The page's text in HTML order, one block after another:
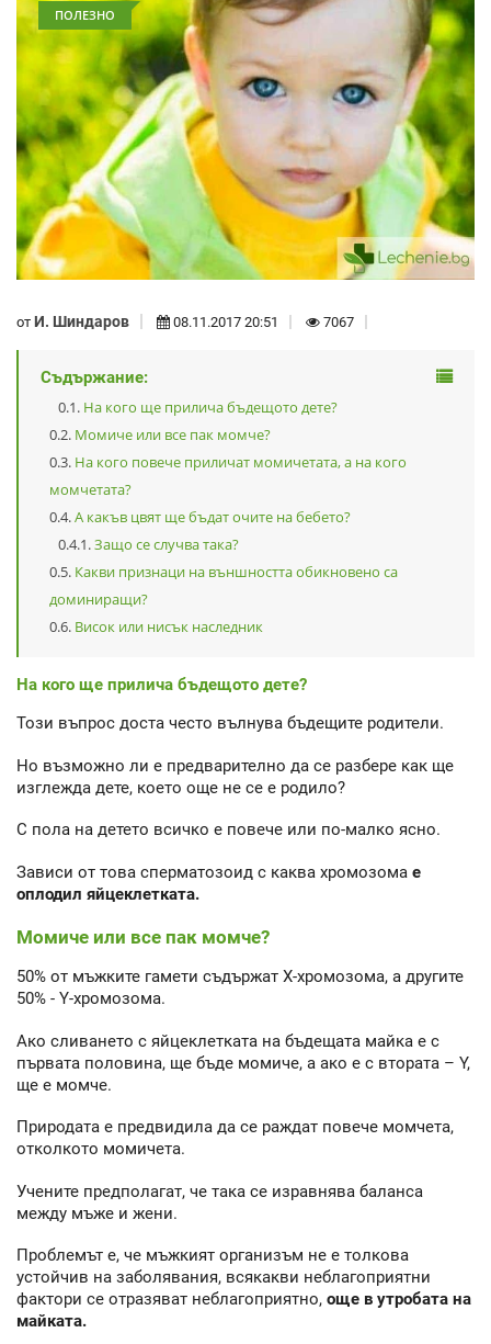
ПОЛЕЗНО
от И. Шиндаров 08.11.2017 20:51 7067
Съдържание:
На кого ще прилича бъдещото дете?
Момиче или все пак момче?
На кого повече приличат момичетата, а на кого
момчетата?
А какъв цвят ще бъдат очите на бебето?
Защо се случва така?
Какви признаци на външността обикновено са
доминиращи?
Висок или нисък наследник
На кого ще прилича бъдещото дете?
Този въпрос доста често вълнува бъдещите родители.
Но възможно ли е предварително да се разбере как ще
изглежда дете, което още не се е родило?
С пола на детето всичко е повече или по-малко ясно.
Зависи от това сперматозоид с каква хромозома е
оплодил яйцеклетката.
Момиче или все пак момче?
50% от мъжките гамети съдържат Х-хромозома, а другите
50% - Y-хромозома.
Ако сливането с яйцеклетката на бъдещата майка е с
първата половина, ще бъде момиче, а ако е с втората – Y,
ще е момче.
Природата е предвидила да се раждат повече момчета,
отколкото момичета.
Учените предполагат, че така се изравнява баланса
между мъже и жени.
Проблемът е, че мъжкият организъм не е толкова
устойчив на заболявания, всякакви неблагоприятни
фактори се отразяват неблагоприятно, още в утробата на
майката.